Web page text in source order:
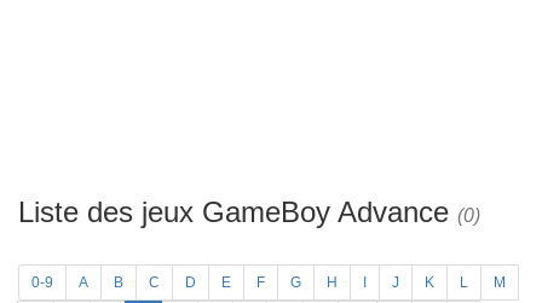
Liste des jeux GameBoy Advance (0)
0-9 A B C D E F G H J K L M